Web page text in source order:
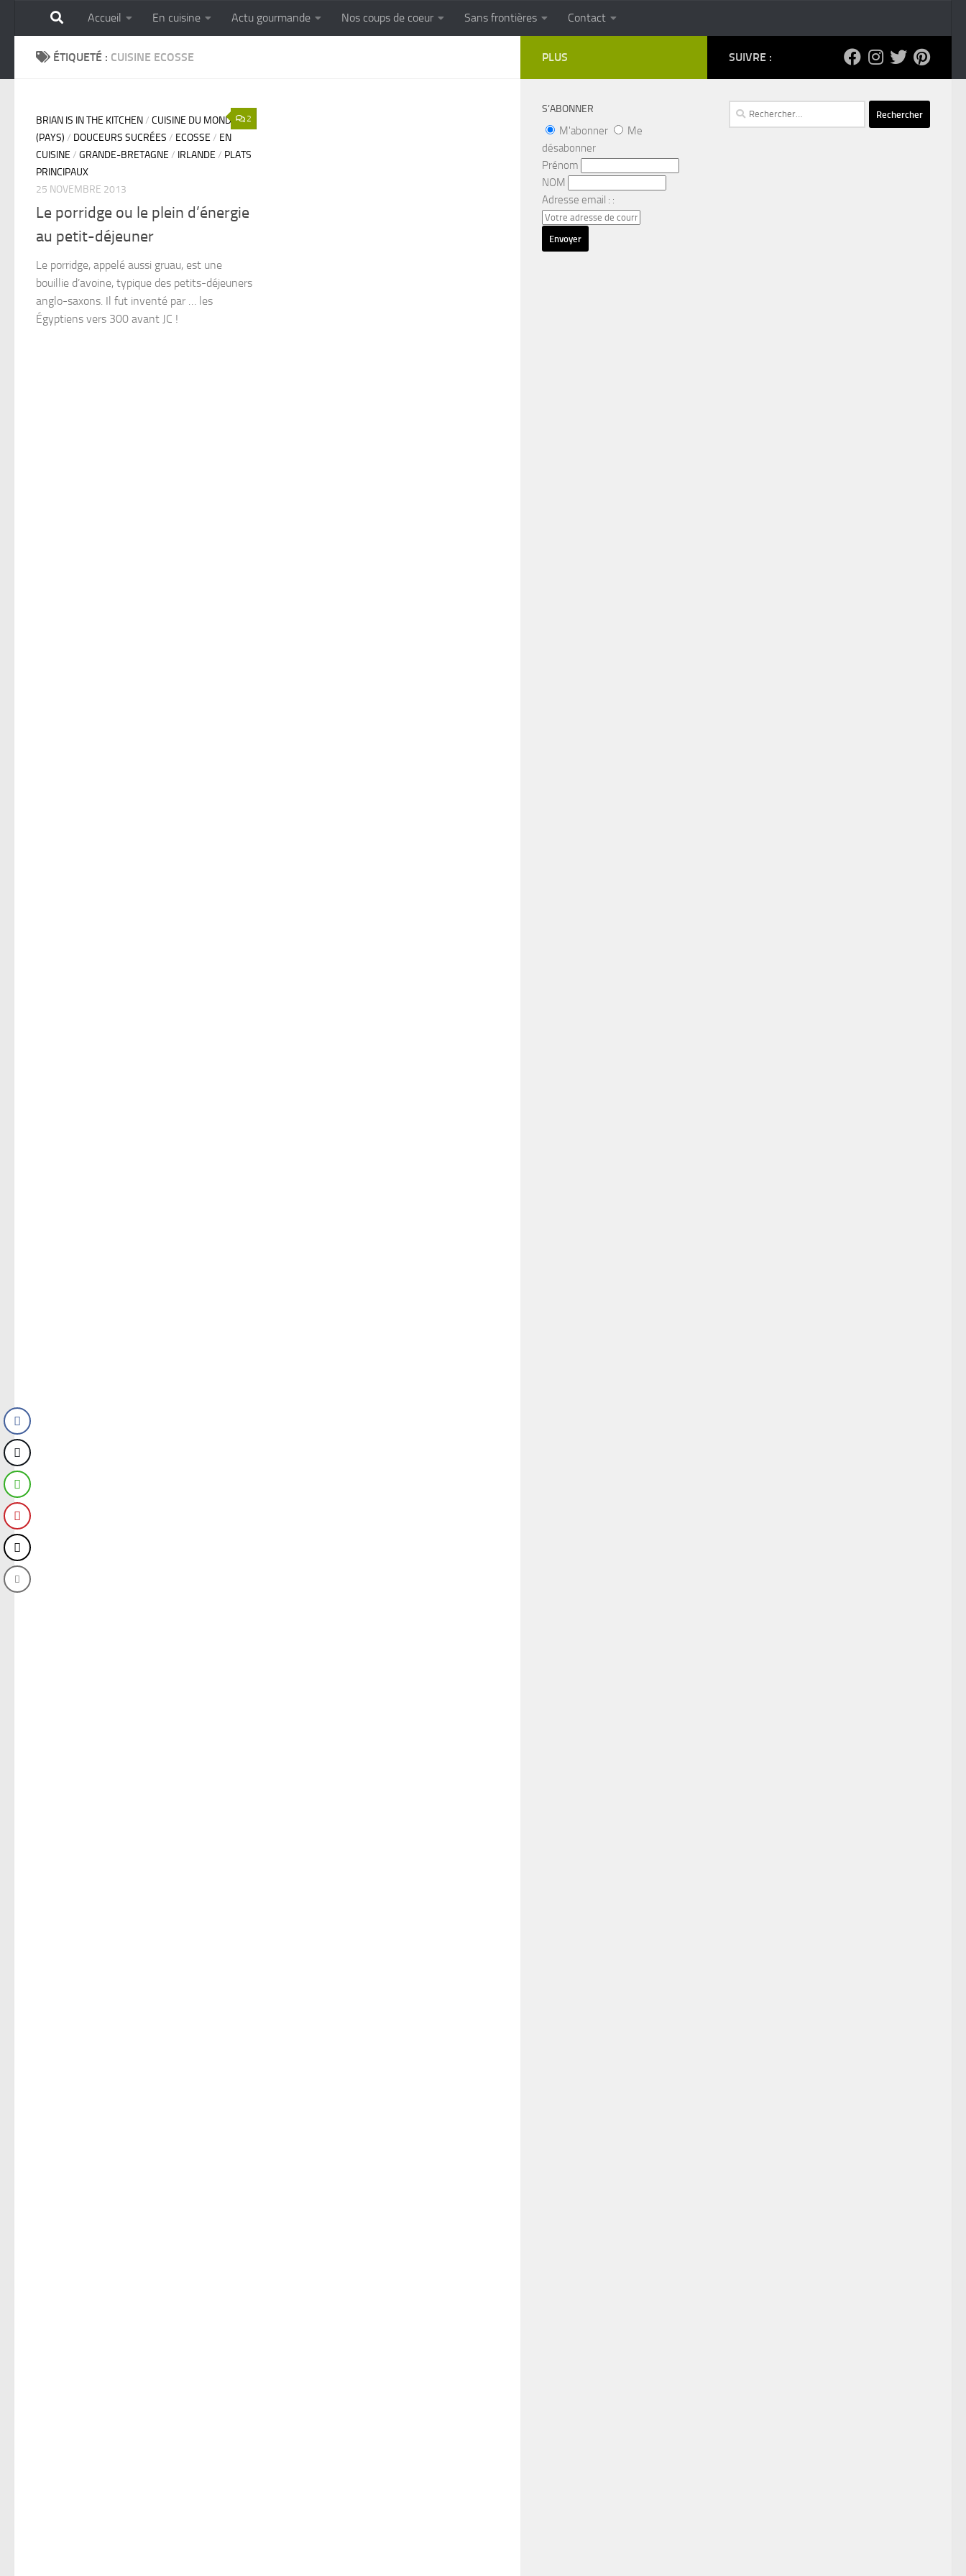
Skip to content
GOURMANDISE SANS FRONTIERES Cuisine populaire des terroirs
Accueil En cuisine Actu gourmande Nos coups de coeur Sans frontières Contact
ÉTIQUETÉ : CUISINE ECOSSE
2
BRIAN IS IN THE KITCHEN/ CUISINE DU MONDE
(PAYS) / DOUCEURS SUCRÉES / ECOSSE / EN
CUISINE / GRANDE-BRETAGNE / IRLANDE / PLATS
PRINCIPAUX
25 NOVEMBRE 2013
Le porridge ou le plein d’énergie
au petit-déjeuner
Le porridge, appelé aussi gruau, est une
bouillie d’avoine, typique des petits-déjeuners
anglo-saxons. Il fut inventé par … les
Égyptiens vers 300 avant JC !
SUIVRE :
Rechercher :
PLUS
S’ABONNER
M'abonner
Me
désabonner
Prénom
NOM
Adresse email : :